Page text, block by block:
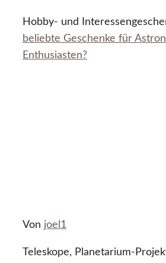
Hobby- und
beliebte Geschenke für
Enthusiasten?
Von joel1
Teleskope, Planetarium-